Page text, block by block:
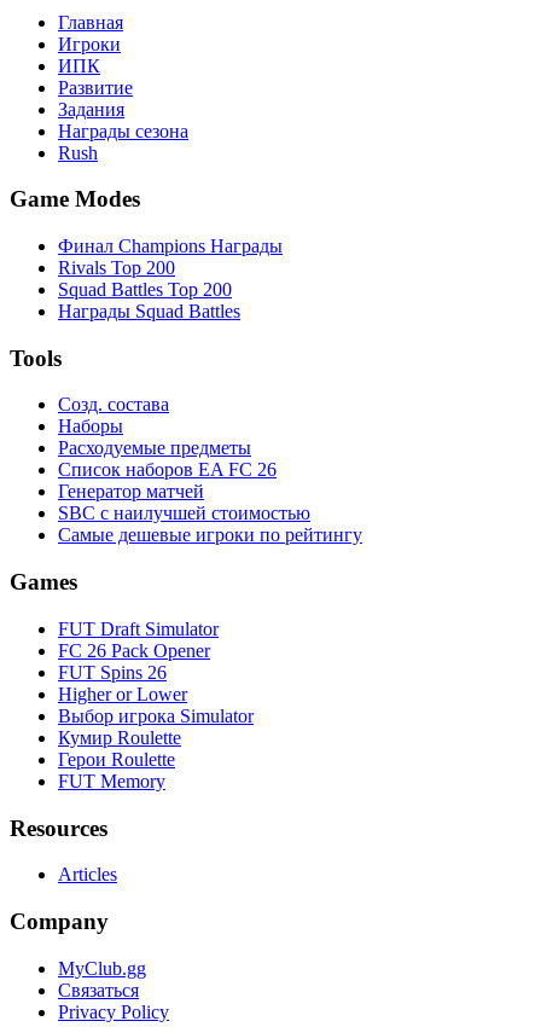
Главная
Игроки
ИПК
Развитие
Задания
Награды сезона
Rush
Game Modes
Финал Champions Награды
Rivals Top 200
Squad Battles Top 200
Награды Squad Battles
Tools
Созд. состава
Наборы
Расходуемые предметы
Список наборов EA FC 26
Генератор матчей
SBC с наилучшей стоимостью
Самые дешевые игроки по рейтингу
Games
FUT Draft Simulator
FC 26 Pack Opener
FUT Spins 26
Higher or Lower
Выбор игрока Simulator
Кумир Roulette
Герои Roulette
FUT Memory
Resources
Articles
Company
MyClub.gg
Связаться
Privacy Policy